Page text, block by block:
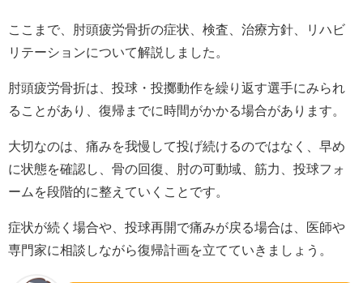
ここまで、肘頭疲労骨折の症状、検査、治療方針、リハビ
リテーションについて解説しました。
肘頭疲労骨折は、投球・投擲動作を繰り返す選手にみられ
ることがあり、復帰までに時間がかかる場合があります。
大切なのは、痛みを我慢して投げ続けるのではなく、早め
に状態を確認し、骨の回復、肘の可動域、筋力、投球フォ
ームを段階的に整えていくことです。
症状が続く場合や、投球再開で痛みが戻る場合は、医師や
専門家に相談しながら復帰計画を立てていきましょう。